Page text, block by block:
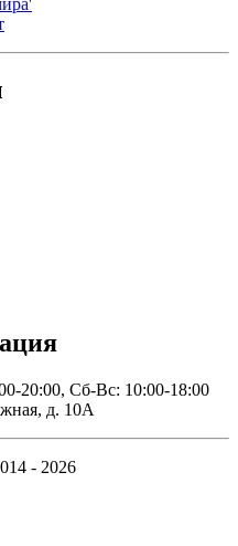
20:00, Сб-Вс: 10:00-18:00
д. 10А
- 2026